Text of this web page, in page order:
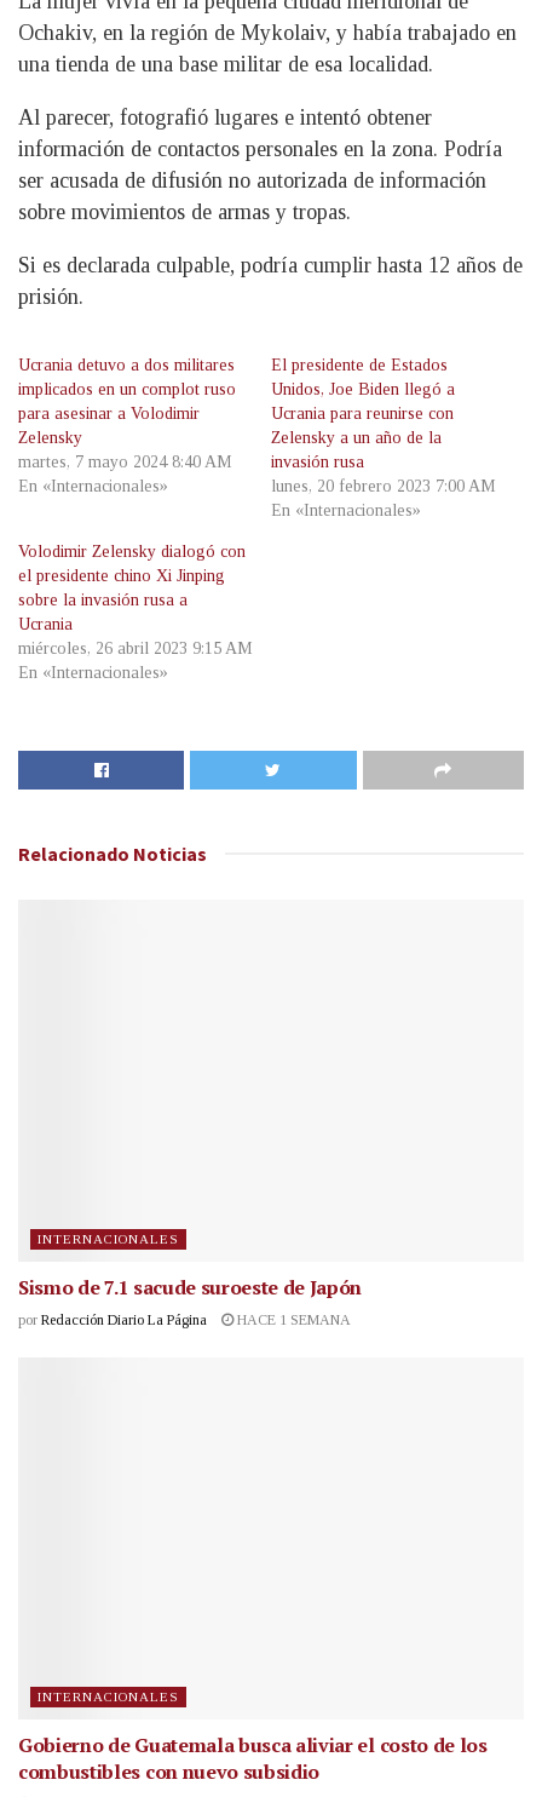
Ochakiv, en la región de Mykolaiv, y había trabajado en
una tienda de una base militar de esa localidad.
Al parecer, fotografió lugares e intentó obtener
información de contactos personales en la zona. Podría
ser acusada de difusión no autorizada de información
sobre movimientos de armas y tropas.
Si es declarada culpable, podría cumplir hasta 12 años de
prisión.
Ucrania detuvo a dos militares
implicados en un complot ruso
para asesinar a Volodimir
Zelensky
martes, 7 mayo 2024 8:40 AM
En «Internacionales»
El presidente de Estados
Unidos, Joe Biden llegó a
Ucrania para reunirse con
Zelensky a un año de la
invasión rusa
lunes, 20 febrero 2023 7:00 AM
En «Internacionales»
Volodimir Zelensky dialogó con
el presidente chino Xi Jinping
sobre la invasión rusa a
Ucrania
miércoles, 26 abril 2023 9:15 AM
En «Internacionales»
Relacionado Noticias
INTERNACIONALES
Sismo de 7.1 sacude suroeste de Japón
por Redacción Diario La Página HACE 1 SEMANA
INTERNACIONALES
Gobierno de Guatemala busca aliviar el costo de los
combustibles con nuevo subsidio